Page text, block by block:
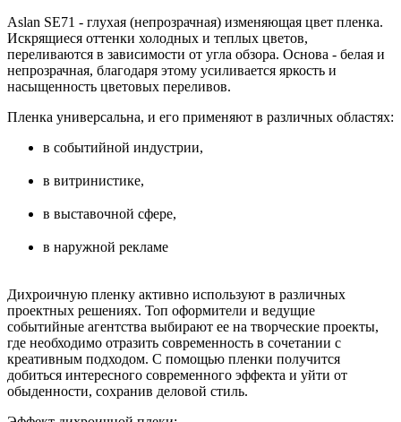
Aslan SE71 - глухая (непрозрачная) изменяющая цвет пленка.
Искрящиеся оттенки холодных и теплых цветов,
переливаются в зависимости от угла обзора. Основа - белая и
непрозрачная, благодаря этому усиливается яркость и
насыщенность цветовых переливов.
Пленка универсальна, и его применяют в различных областях:
в событийной индустрии,
в витринистике,
в выставочной сфере,
в наружной рекламе
Дихроичную пленку активно используют в различных
проектных решениях. Топ оформители и ведущие
событийные агентства выбирают ее на творческие проекты,
где необходимо отразить современность в сочетании с
креативным подходом. С помощью пленки получится
добиться интересного современного эффекта и уйти от
обыденности, сохранив деловой стиль.